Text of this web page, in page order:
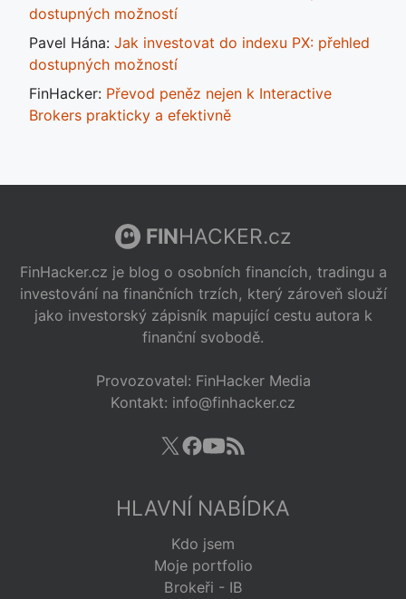
dostupných možností
Pavel Hána: Jak investovat do indexu PX: přehled
dostupných možností
FinHacker: Převod peněz nejen k Interactive
Brokers prakticky a efektivně
FINHACKER.cz
FinHacker.cz je blog o osobních financích, tradingu a
investování na finančních trzích, který zároveň slouží
jako investorský zápisník mapující cestu autora k
finanční svobodě.
Provozovatel: FinHacker Media
Kontakt: info@finhacker.cz
HLAVNÍ NABÍDKA
Kdo jsem
Moje portfolio
Brokeři - IB